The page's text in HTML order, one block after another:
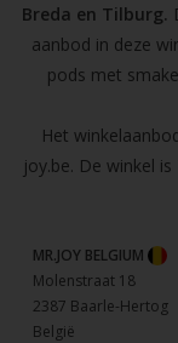
Breda en Tilburg.
aanbod in deze
pods met
Het
joy.be. De winkel
MR.JOY BELGIUM
Molenstraat 18
2387 Baarle-Hertog
België